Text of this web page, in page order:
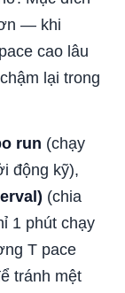
— khi
cao lâu
lại trong
run (chạy
động kỹ),
(chia
1 phút chạy
T pace
tránh mệt